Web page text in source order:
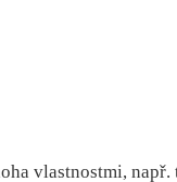
vlastnostmi,